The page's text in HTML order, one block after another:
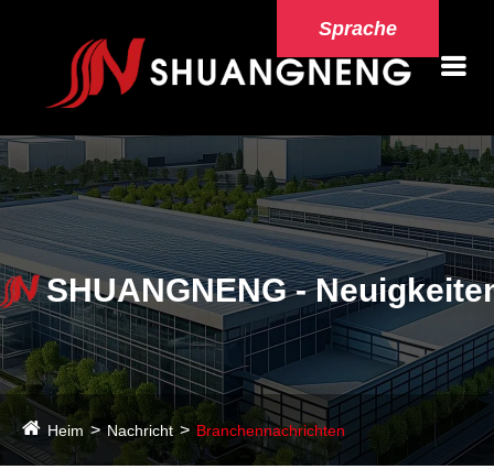
Sprache
SHUANGNENG -
Heim Nachricht Branchennachrichten